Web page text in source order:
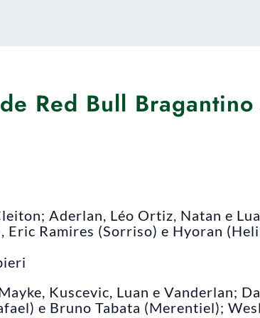
Red Bull
Aderlan, Léo Ortiz, Natan e
Eric Ramires (Sorriso) e Hyoran
Kuscevic, Luan e Vanderlan;
e Bruno Tabata (Merentiel);